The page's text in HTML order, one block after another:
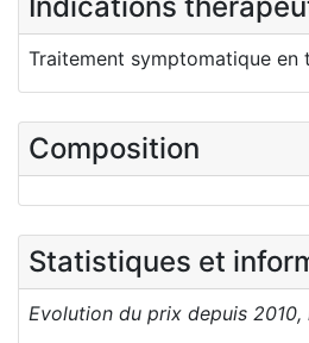
Traitement symptomatique en
Composition
Statistiques et
Evolution du prix depuis